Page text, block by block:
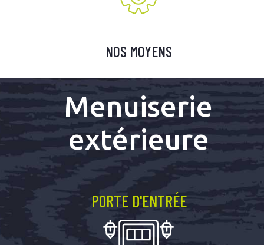
NOS MOYENS
Menuiserie
extérieure
PORTE D'ENTRÉE